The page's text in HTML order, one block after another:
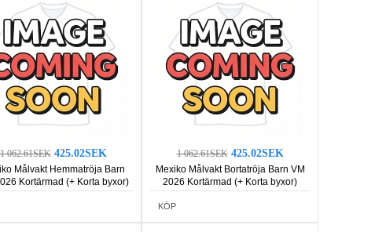
1 062.61SEK 425.02SEK
Målvakt Hemmatröja Barn
Kortärmad (+ Korta byxor)
1 062.61SEK 425.02SEK
Mexiko Målvakt Bortatröja Barn VM
2026 Kortärmad (+ Korta byxor)
KÖP